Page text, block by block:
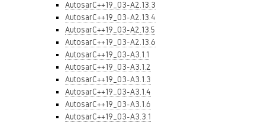
AutosarC++19_03-A2.13.3
AutosarC++19_03-A2.13.4
AutosarC++19_03-A2.13.5
AutosarC++19_03-A2.13.6
AutosarC++19_03-A3.1.1
AutosarC++19_03-A3.1.2
AutosarC++19_03-A3.1.3
AutosarC++19_03-A3.1.4
AutosarC++19_03-A3.1.6
AutosarC++19_03-A3.3.1